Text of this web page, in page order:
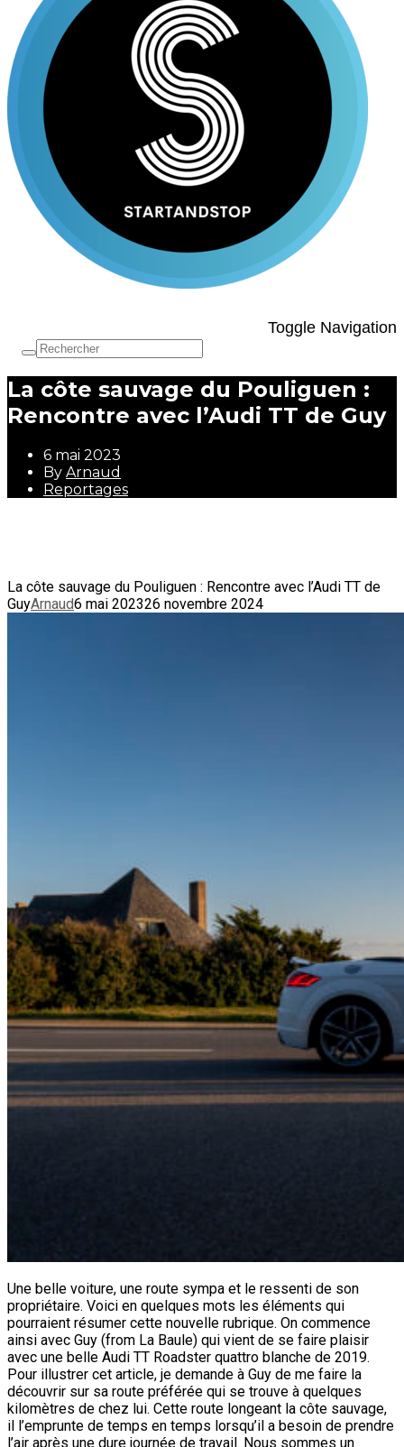
Toggle Navigation
La côte sauvage du Pouliguen :
Rencontre avec l’Audi TT de Guy
6 mai 2023
By Arnaud
Reportages
La côte sauvage du Pouliguen : Rencontre avec l’Audi TT de
GuyArnaud6 mai 202326 novembre 2024
Une belle voiture, une route sympa et le ressenti de son
propriétaire. Voici en quelques mots les éléments qui
pourraient résumer cette nouvelle rubrique. On commence
ainsi avec Guy (from La Baule) qui vient de se faire plaisir
avec une belle Audi TT Roadster quattro blanche de 2019.
Pour illustrer cet article, je demande à Guy de me faire la
découvrir sur sa route préférée qui se trouve à quelques
kilomètres de chez lui. Cette route longeant la côte sauvage,
il l’emprunte de temps en temps lorsqu’il a besoin de prendre
l’air après une dure journée de travail. Nous sommes un